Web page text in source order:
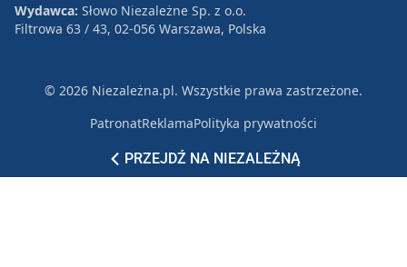
PRZEJDŹ NA NIEZALEŻNĄ
Wydawca: Słowo Niezależne Sp. z o.o.
Filtrowa 63 / 43, 02-056 Warszawa, Polska
© 2026 Niezależna.pl. Wszystkie prawa zastrzeżone.
PatronatReklamaPolityka prywatności